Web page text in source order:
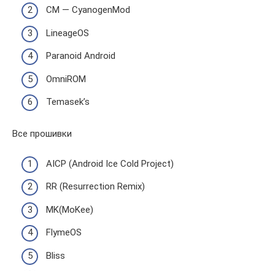
CM — CyanogenMod
LineageOS
Paranoid Android
OmniROM
Temasek’s
Все прошивки
AICP (Android Ice Cold Project)
RR (Resurrection Remix)
MK(MoKee)
FlymeOS
Bliss